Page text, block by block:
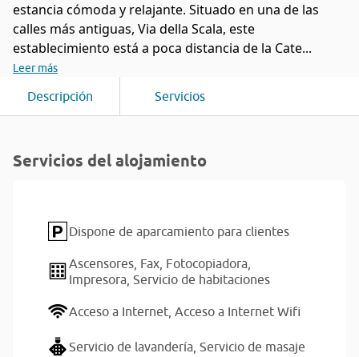
estancia cómoda y relajante. Situado en una de las
calles más antiguas, Via della Scala, este
establecimiento está a poca distancia de la Cate...
Leer más
Descripción Servicios
Servicios del alojamiento
Dispone de aparcamiento para clientes
Ascensores, Fax, Fotocopiadora,
Impresora, Servicio de habitaciones
Acceso a Internet, Acceso a Internet Wifi
Servicio de lavandería, Servicio de masaje